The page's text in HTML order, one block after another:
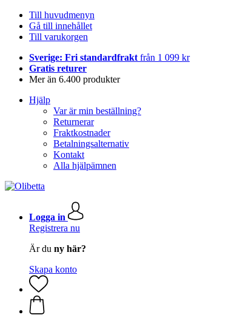
Till huvudmenyn
Gå till innehållet
Till varukorgen
Sverige: Fri standardfrakt från 1 099 kr
Gratis returer
Mer än 6.400 produkter
Hjälp
Var är min beställning?
Returnerar
Fraktkostnader
Betalningsalternativ
Kontakt
Alla hjälpämnen
Logga in
Registrera nu
Är du ny här?
Skapa konto